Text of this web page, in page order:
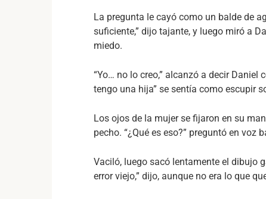
La pregunta le cayó como un balde de
suficiente,” dijo tajante, y luego miró a
miedo.
“Yo… no lo creo,” alcanzó a decir Daniel
tengo una hija” se sentía como escupir
Los ojos de la mujer se fijaron en su
pecho. “¿Qué es eso?” preguntó en voz
Vaciló, luego sacó lentamente el dibujo
error viejo,” dijo, aunque no era lo que